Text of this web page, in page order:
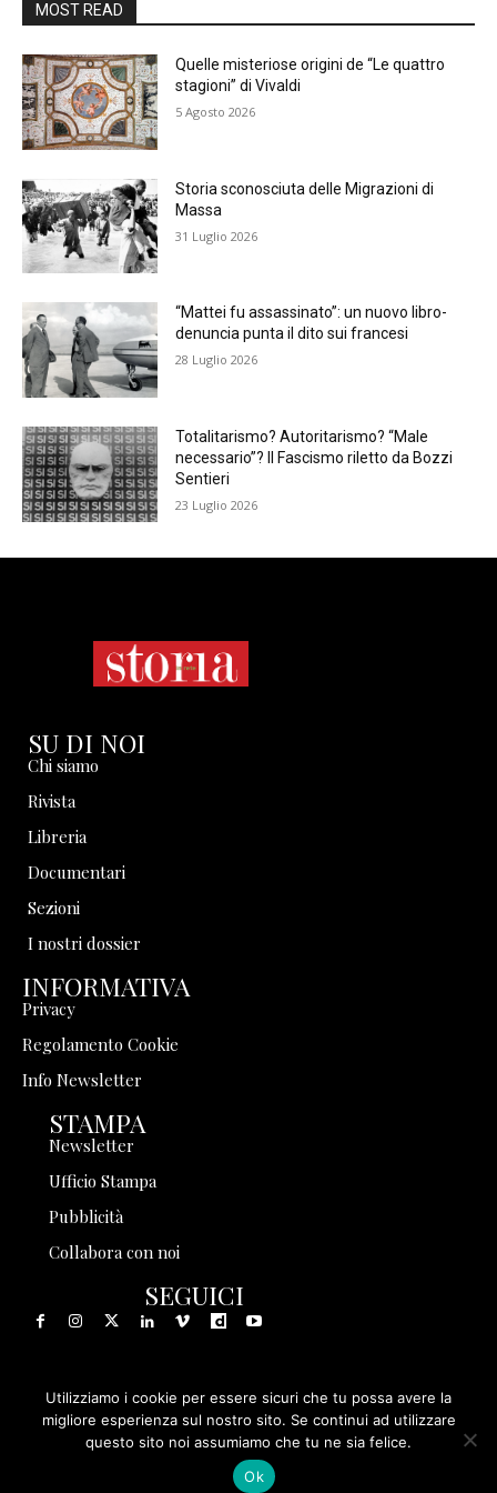
MOST READ
Quelle misteriose origini de “Le quattro
stagioni” di Vivaldi
5 Agosto 2026
Storia sconosciuta delle Migrazioni di
Massa
31 Luglio 2026
“Mattei fu assassinato”: un nuovo libro-
denuncia punta il dito sui francesi
28 Luglio 2026
Totalitarismo? Autoritarismo? “Male
necessario”? Il Fascismo riletto da Bozzi
Sentieri
23 Luglio 2026
SU DI NOI
Chi siamo
Rivista
Libreria
Documentari
Sezioni
I nostri dossier
INFORMATIVA
Privacy
Regolamento Cookie
Info Newsletter
STAMPA
Newsletter
Ufficio Stampa
Pubblicità
Collabora con noi
SEGUICI
© 1999 - 2025 Storia in Rete Srl - Tutti i diritti riservati - P.
IVA 08570971005
Utilizziamo i cookie per essere sicuri che tu possa avere la
migliore esperienza sul nostro sito. Se continui ad utilizzare
questo sito noi assumiamo che tu ne sia felice.
Ok